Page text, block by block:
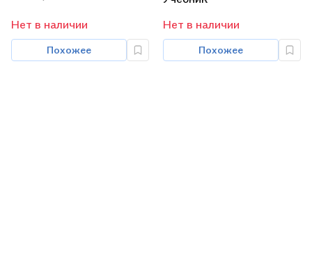
пособие
Нет в наличии
Похожее
Нет в наличии
Похожее